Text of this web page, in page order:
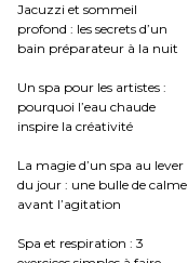
Jacuzzi et sommeil
profond : les secrets d’un
bain préparateur à la nuit
Un spa pour les artistes :
pourquoi l’eau chaude
inspire la créativité
La magie d’un spa au lever
du jour : une bulle de calme
avant l’agitation
Spa et respiration : 3